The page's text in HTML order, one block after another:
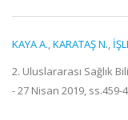
KAYA A.,KARATAŞ N.,
2. Uluslararası Sağlık
- 27 Nisan 2019, ss.459-